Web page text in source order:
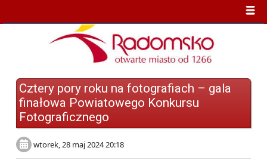
Cztery pory roku na fotografiach – gala
finałowa Powiatowego Konkursu
Fotograficznego
wtorek, 28 maj 2024 20:18